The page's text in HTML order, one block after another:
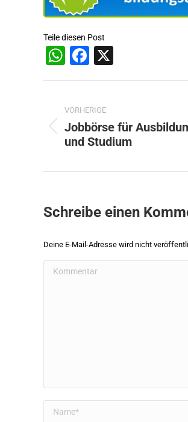
Teile diesen Post
WhatsApp
Facebook
VORHERIGE
Vorheriger
Jobbörse für
und Studium
Schreibe einen
Deine E-Mail-Adresse wird nicht
Kommentar
Name *